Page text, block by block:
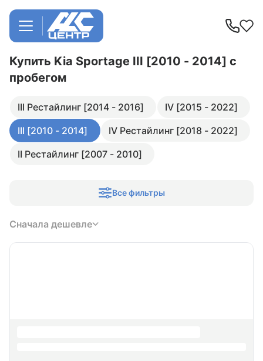
Купить Kia Sportage III [2010 - 2014] с
пробегом
III Рестайлинг [2014 - 2016]
IV [2015 - 2022]
III [2010 - 2014]
IV Рестайлинг [2018 - 2022]
II Рестайлинг [2007 - 2010]
Все фильтры
Сначала дешевле